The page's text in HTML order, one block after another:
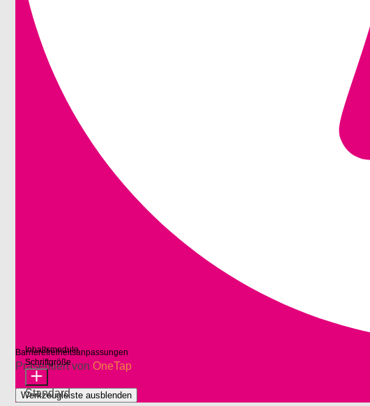
Barrierefreiheitsanpassungen
Präsentiert von OneTap
Werkzeugleiste ausblenden
Inhaltsmodule
Schriftgröße
Standard